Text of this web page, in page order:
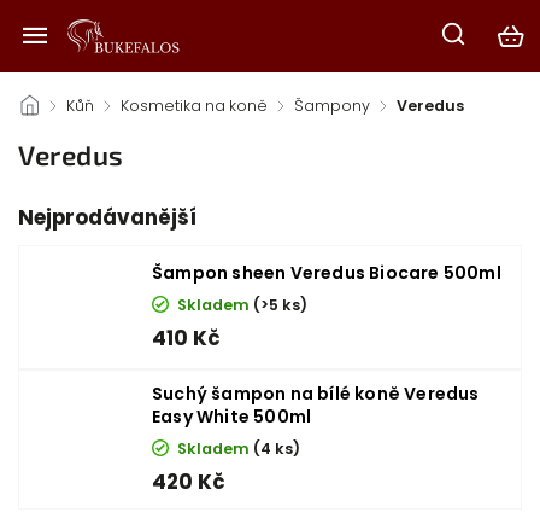
/ Kůň / Kosmetika na koně / Šampony / Veredus
Veredus
Nejprodávanější
Šampon sheen Veredus Biocare 500ml
Skladem (>5 ks)
410 Kč
Suchý šampon na bílé koně Veredus
Easy White 500ml
Skladem (4 ks)
420 Kč